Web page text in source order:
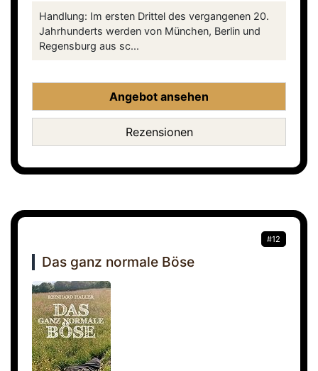
Handlung: Im ersten Drittel des vergangenen 20.
Jahrhunderts werden von München, Berlin und
Regensburg aus sc...
Angebot ansehen
Rezensionen
#12
Das ganz normale Böse